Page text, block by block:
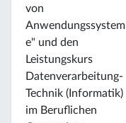
von
Anwendungssystem
e" und den
Leistungskurs
Datenverarbeitung-
Technik (Informatik)
im Beruflichen